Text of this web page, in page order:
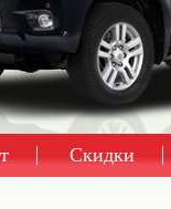
Скидки